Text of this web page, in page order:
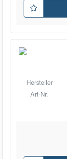
Hersteller
Art-Nr.